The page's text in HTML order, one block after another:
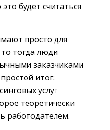
будет считаться
просто для
тогда люди
заказчиками
итог:
услуг
теоретически
работодателем.